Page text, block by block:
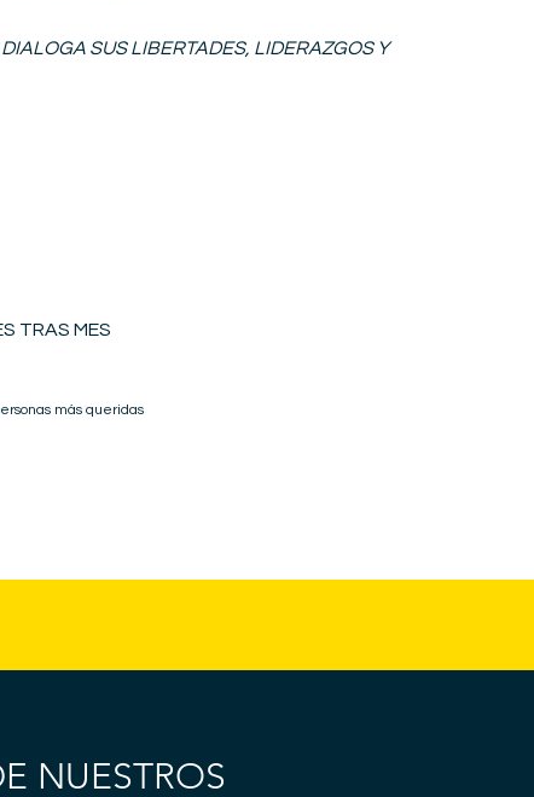
SUS LIBERTADES, LIDERAZGOS Y
TRAS MES
más queridas
NUESTROS